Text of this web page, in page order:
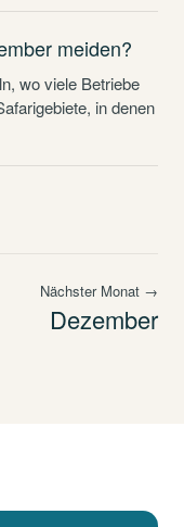
meiden?
wo viele Betriebe
in denen
Nächster Monat →
Dezember